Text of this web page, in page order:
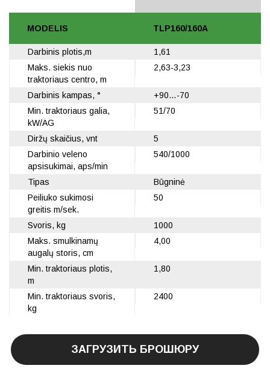
MODELIS
Darbinis plotis,m
Maks. siekis nuo
traktoriaus centro, m
Darbinis kampas, °
Min. traktoriaus galia,
kW/AG
Diržų skaičius, vnt
Darbinio veleno
apsisukimai, aps/min
Tipas
Peiliuko sukimosi
greitis m/sek.
Svoris, kg
Maks. smulkinamų
augalų storis, cm
Min. traktoriaus plotis,
m
Min. traktoriaus svoris,
kg
TLP160/160A
1,61
2,63-3,23
+90…-70
51/70
5
540/1000
Būgninė
50
1000
4,00
1,80
2400
ЗАГРУЗИТЬ БРОШЮРУ